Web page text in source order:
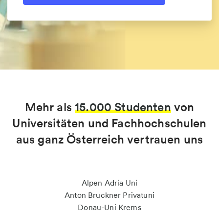
Mehr als15.000 Studentenvon
Universitäten und Fachhochschulen
aus ganz Österreich vertrauen uns
Alpen Adria Uni
Anton Bruckner Privatuni
Donau-Uni Krems